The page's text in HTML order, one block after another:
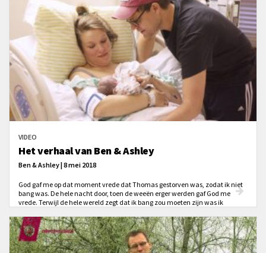
VIDEO
Het verhaal van Ben & Ashley
Ben & Ashley | 8 mei 2018
God gaf me op dat moment vrede dat Thomas gestorven was, zodat ik niet
bang was. De hele nacht door, toen de weeën erger werden gaf God me
vrede. Terwijl de hele wereld zegt dat ik bang zou moeten zijn was ik